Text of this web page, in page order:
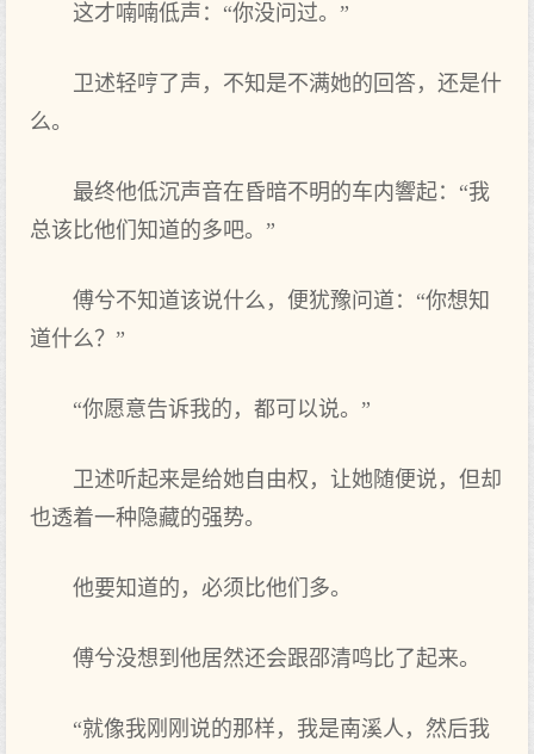
这才喃喃低声：“你没问过。”
卫述轻哼了声，不知是不满她的回答，还是什
么。
最终他低沉声音在昏暗不明的车内響起：“我
总该比他们知道的多吧。”
傅兮不知道该说什么，便犹豫问道：“你想知
道什么？”
“你愿意告诉我的，都可以说。”
卫述听起来是给她自由权，让她随便说，但却
也透着一种隐藏的强势。
他要知道的，必须比他们多。
傅兮没想到他居然还会跟邵清鸣比了起来。
“就像我刚刚说的那样，我是南溪人，然后我